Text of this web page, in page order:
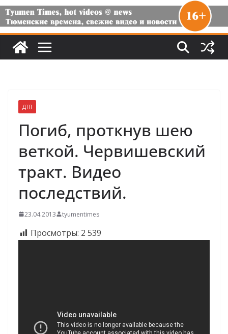
ДТП
Погиб, проткнув шею
веткой. Червишевский
тракт. Видео
последствий.
23.04.2013 tyumentimes
Просмотры: 2 539